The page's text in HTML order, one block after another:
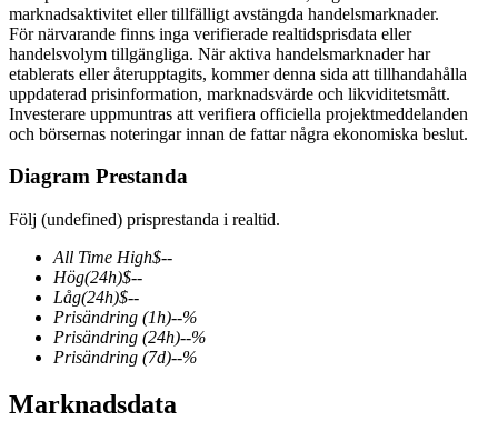
USDT Futures
Futures med USDT som säkerhet
COIN-M Futures
Futures för kryptovaluta
TradFi
marknadsaktivitet eller tillfälligt avstängda handelsmarknader.
För närvarande finns inga verifierade realtidsprisdata eller
handelsvolym tillgängliga. När aktiva handelsmarknader har
etablerats eller återupptagits, kommer denna sida att tillhandahålla
uppdaterad prisinformation, marknadsvärde och likviditetsmått.
Investerare uppmuntras att verifiera officiella projektmeddelanden
och börsernas noteringar innan de fattar några ekonomiska beslut.
Diagram Prestanda
Följ (undefined) prisprestanda i realtid.
All Time High$--
Hög(24h)$--
Låg(24h)$--
Prisändring (1h)--%
Prisändring (24h)--%
Prisändring (7d)--%
Marknadsdata